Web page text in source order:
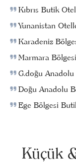
Kıbrıs Butik
Yunanistan
Karadeniz
Marmara
G.doğu
Doğu Anadolu
Ege Bölgesi
Küçük